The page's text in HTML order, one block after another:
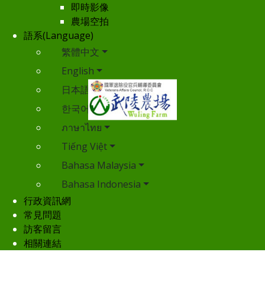
即時影像
農場空拍
語系(Language)
繁體中文
English
日本語
한국어
ภาษาไทย
Tiếng Việt
Bahasa Malaysia
Bahasa Indonesia
行政資訊網
常見問題
訪客留言
相關連結